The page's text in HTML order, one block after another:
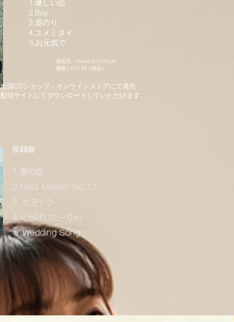
1.優しい恋
2.Boy
3.道のり
4.ユメミタイ
5.お元気で
発売元：Grove End Studio
価格​1,650 円（税込）
全国CDショップ・オンラインストアにて発売
配信サイトにてダウンロードしていただけます。
​収録曲
1.愛の庭​
2.Root Master No.13
3. サヨナラ
4.ぐっばいだーりん
​５.Wedding Song